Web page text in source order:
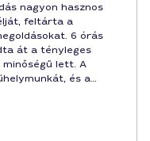
nagyon hasznos
feltárta a
6 órás
át a tényleges
lett. A
és a